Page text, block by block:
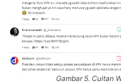
Gambar 5. Cuitan